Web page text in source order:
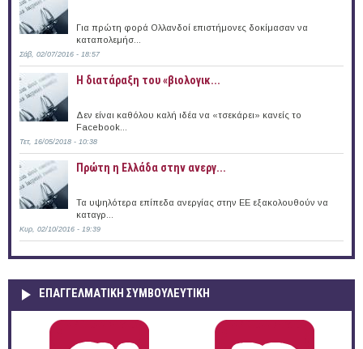
Για πρώτη φορά Ολλανδοί επιστήμονες δοκίμασαν να
καταπολεμήσ...
Σάβ, 02/07/2016 - 18:57
Η διατάραξη του «βιολογικ...
Δεν είναι καθόλου καλή ιδέα να «τσεκάρει» κανείς το
Facebook...
Τετ, 16/05/2018 - 10:38
Πρώτη η Ελλάδα στην ανεργ...
Τα υψηλότερα επίπεδα ανεργίας στην ΕΕ εξακολουθούν να
καταγρ...
Κυρ, 02/10/2016 - 19:39
ΕΠΑΓΓΕΛΜΑΤΙΚΉ ΣΥΜΒΟΥΛΕΥΤΙΚΉ